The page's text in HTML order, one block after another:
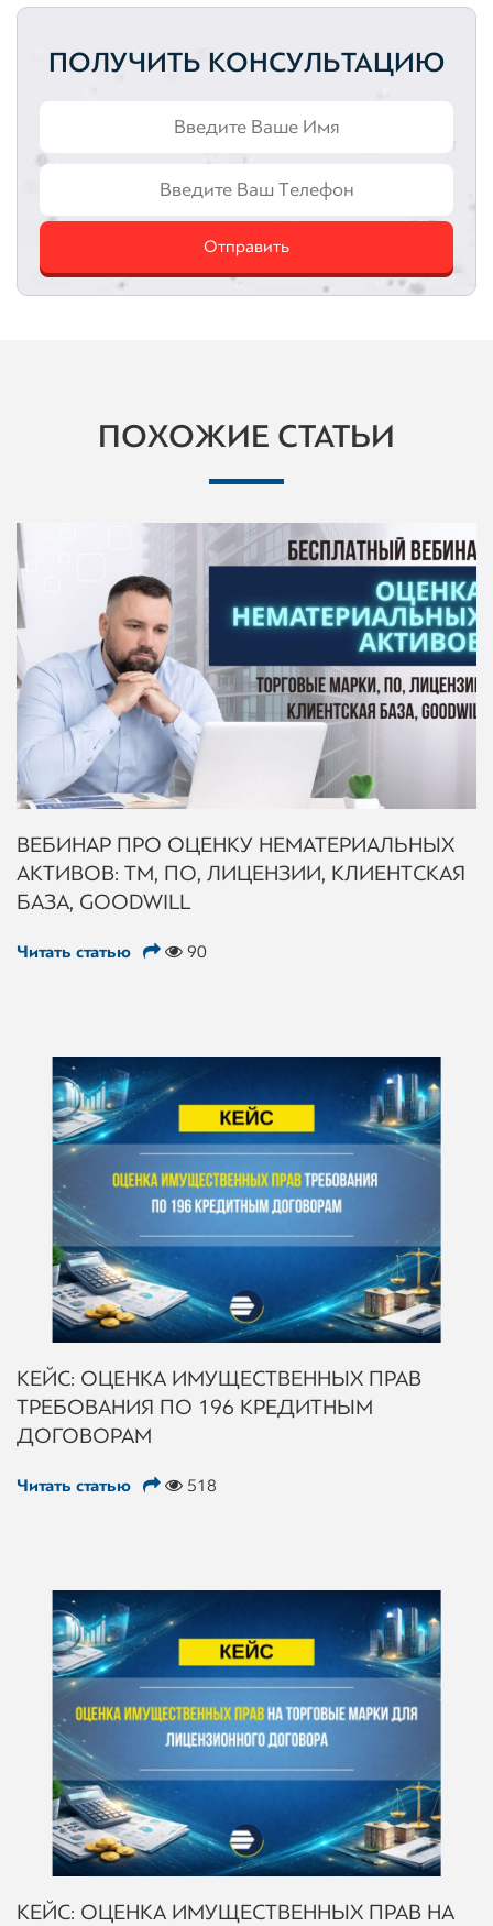
ПОЛУЧИТЬ КОНСУЛЬТАЦИЮ
Отправить
ПОХОЖИЕ СТАТЬИ
ВЕБИНАР ПРО ОЦЕНКУ НЕМАТЕРИАЛЬНЫХ
АКТИВОВ: ТМ, ПО, ЛИЦЕНЗИИ, КЛИЕНТСКАЯ
БАЗА, GOODWILL
Читать статью 90
КЕЙС: ОЦЕНКА ИМУЩЕСТВЕННЫХ ПРАВ
ТРЕБОВАНИЯ ПО 196 КРЕДИТНЫМ
ДОГОВОРАМ
Читать статью 518
КЕЙС: ОЦЕНКА ИМУЩЕСТВЕННЫХ ПРАВ НА